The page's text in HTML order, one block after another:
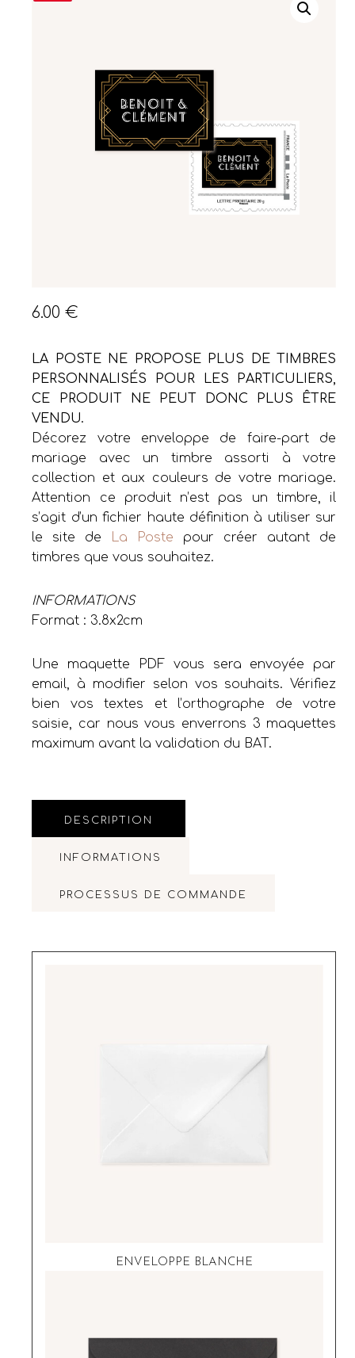
6.00€
LA POSTE NE PROPOSE PLUS DE TIMBRES
PERSONNALISÉS POUR LES PARTICULIERS,
CE PRODUIT NE PEUT DONC PLUS ÊTRE
VENDU.
Décorez votre enveloppe de faire-part de
mariage avec un timbre assorti à votre
collection et aux couleurs de votre mariage.
Attention ce produit n’est pas un timbre, il
s’agit d’un fichier haute définition à utiliser sur
le site de
La Poste pour créer autant de
timbres que vous souhaitez.
INFORMATIONS
Format : 3.8x2cm
Une maquette PDF vous sera envoyée par
email, à modifier selon vos souhaits. Vérifiez
bien vos textes et l’orthographe de votre
saisie, car nous vous enverrons 3 maquettes
maximum avant la validation du BAT.
DESCRIPTION
INFORMATIONS
PROCESSUS DE COMMANDE
ENVELOPPE BLANCHE